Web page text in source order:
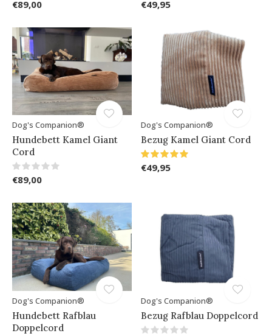
€89,00 €49,95
Dog's Companion®
Hundebett Kamel Giant
Cord
€89,00
Dog's Companion®
Bezug Kamel Giant Cord
€49,95
Dog's Companion®
Hundebett Rafblau
Doppelcord
Dog's Companion®
Bezug Rafblau Doppelcord